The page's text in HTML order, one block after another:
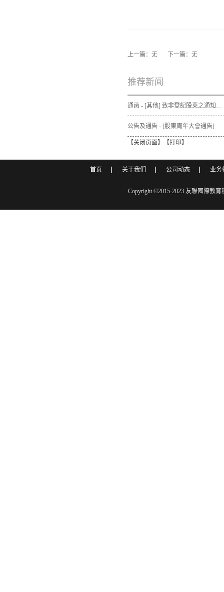
上一篇：无 下一篇：无
推荐新闻
通函 - [其他] 致非登記股東之通知信函及申請表格 - 通函連同股東週年大會通告及代表委任表格之發佈通知
公告及通告 - [股東周年大會通告]
【关闭页面】【打印】
首页 关于我们 公司动态 业务
Copyright ©2015-2023 友聯國際教